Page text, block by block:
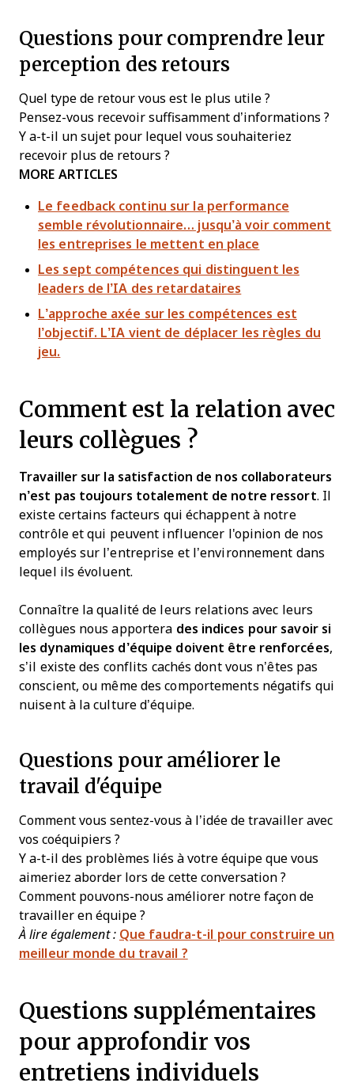
Questions pour comprendre leur
perception des retours
Quel type de retour vous est le plus utile ?
Pensez-vous recevoir suffisamment d’informations ?
Y a-t-il un sujet pour lequel vous souhaiteriez
recevoir plus de retours ?
MORE ARTICLES
Le feedback continu sur la performance
semble révolutionnaire… jusqu’à voir comment
les entreprises le mettent en place
Les sept compétences qui distinguent les
leaders de l’IA des retardataires
L’approche axée sur les compétences est
l’objectif. L’IA vient de déplacer les règles du
jeu.
Comment est la relation avec
leurs collègues ?
Travailler sur la satisfaction de nos collaborateurs
n’est pas toujours totalement de notre ressort. Il
existe certains facteurs qui échappent à notre
contrôle et qui peuvent influencer l'opinion de nos
employés sur l’entreprise et l’environnement dans
lequel ils évoluent.
Connaître la qualité de leurs relations avec leurs
collègues nous apportera des indices pour savoir si
les dynamiques d’équipe doivent être renforcées,
s’il existe des conflits cachés dont vous n’êtes pas
conscient, ou même des comportements négatifs qui
nuisent à la culture d’équipe.
Questions pour améliorer le
travail d'équipe
Comment vous sentez-vous à l’idée de travailler avec
vos coéquipiers ?
Y a-t-il des problèmes liés à votre équipe que vous
aimeriez aborder lors de cette conversation ?
Comment pouvons-nous améliorer notre façon de
travailler en équipe ?
À lire également : Que faudra-t-il pour construire un
meilleur monde du travail ?
Questions supplémentaires
pour approfondir vos
entretiens individuels